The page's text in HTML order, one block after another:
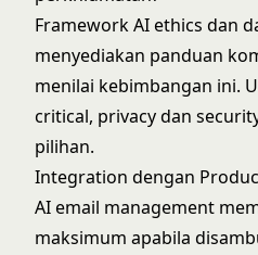
FrameworkAI ethics dan
menyediakan panduan
menilai kebimbangan ini.
critical, privacy dan
pilihan.
Integration dengan
AI email management
maksimum apabila